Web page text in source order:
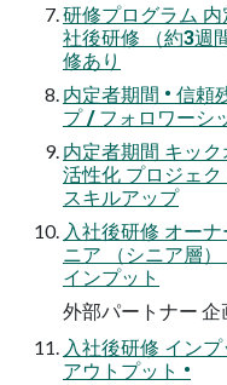
研修プログラム
社後研修 （約3週
修あり
内定者期間 • 信頼
プ / フォロワーシ
内定者期間 キッ
活性化 プロジェ
スキルアップ
入社後研修 オー
ニア （シニア層）
インプット
外部パートナー
入社後研修 イン
アウトプット •